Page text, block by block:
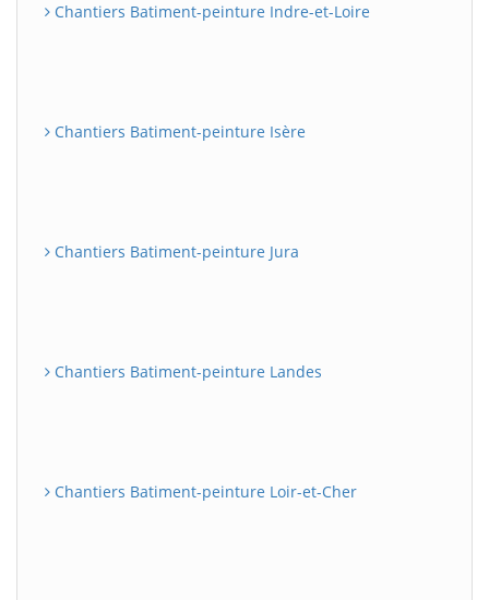
Chantiers Batiment-peinture Indre-et-Loire
Chantiers Batiment-peinture Isère
Chantiers Batiment-peinture Jura
Chantiers Batiment-peinture Landes
Chantiers Batiment-peinture Loir-et-Cher